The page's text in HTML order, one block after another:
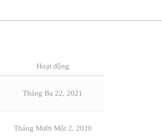
Hoạt động
Tháng Ba 22, 2021
Tháng Mười Một 2, 2020